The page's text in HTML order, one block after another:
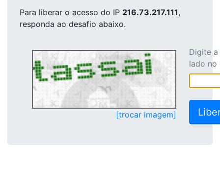
Para liberar o acesso do IP 216.73.217.111,
responda ao desafio abaixo.
[trocar imagem]
Digite
lado no